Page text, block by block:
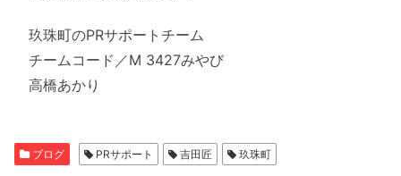
玖珠町のPRサポートチーム
チームコード／M 3427みやび
高橋あかり
ブログ PRサポート 吉田匠 玖珠町